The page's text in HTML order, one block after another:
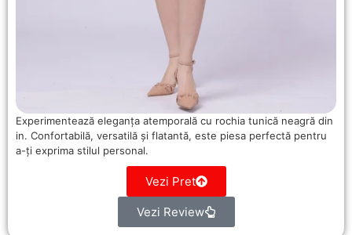
Experimentează eleganța atemporală cu rochia tunică neagră din
in. Confortabilă, versatilă și flatantă, este piesa perfectă pentru
a-ți exprima stilul personal.
Vezi Pret
Vezi Review